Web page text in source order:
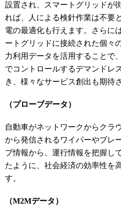
設置され、スマートグリッドが
れば、人による検針作業は不要
電の最適化も行えます。さらに
ートグリッドに接続された個々
力利用データを活用することで
でコントロールするデマンドレ
き、様々なサービス創出も期待
（プローブデータ）
自動車がネットワークからクラ
から発信されるワイパーやブレ
ブ情報から、運行情報を把握し
たように、社会経済の効率性を
す。
（M2Mデータ）